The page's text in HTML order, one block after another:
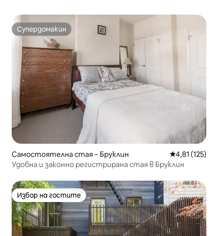
Супердомакин
Супердомакин
Самостоятелна стая – Бруклин Средна
4,81 (125)
Удобна и законно регистрирана стая в Бруклин
Избор на гостите
Избор на гостите